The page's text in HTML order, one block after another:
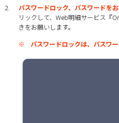
2.
パスワードロック、パスワードをお
リックして、Web明細サービス『
きをお願いします。
※
パスワードロックは、パスワ